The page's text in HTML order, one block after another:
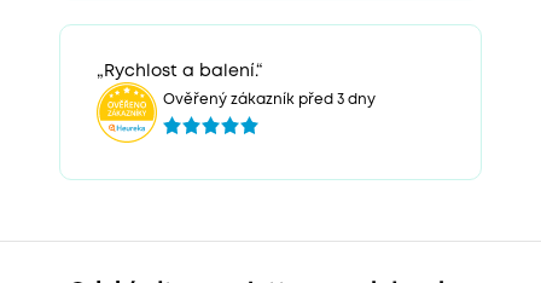
„Rychlost a balení.“
Ověřený zákazník před 3 dny